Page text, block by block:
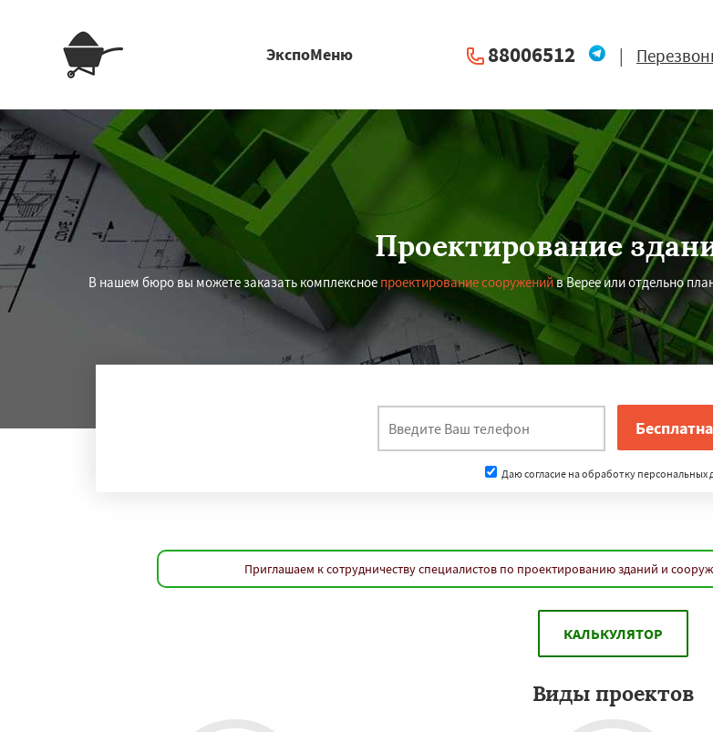
ЭкспоМеню 88006512 |
Проектирование
В нашем бюро вы можете заказать комплексное проектирование сооруженийв Верее или отдельно
Даю согласие на обработку персональных
Приглашаем к сотрудничеству специалистов по проектированию зданий и
КАЛЬКУЛЯТОР
Виды проектов